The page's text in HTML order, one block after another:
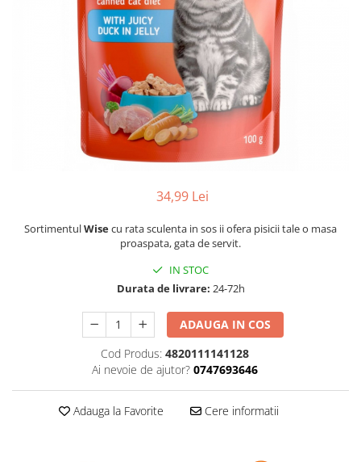
34,99 Lei
SortimentulWisecu rata sculenta in sos ii ofera pisicii tale o masa
proaspata, gata de servit.
IN STOC
Durata de livrare: 24-72h
ADAUGA IN COS
Cod Produs: 4820111141128
Ai nevoie de ajutor? 0747693646
Adauga la Favorite Cere informatii